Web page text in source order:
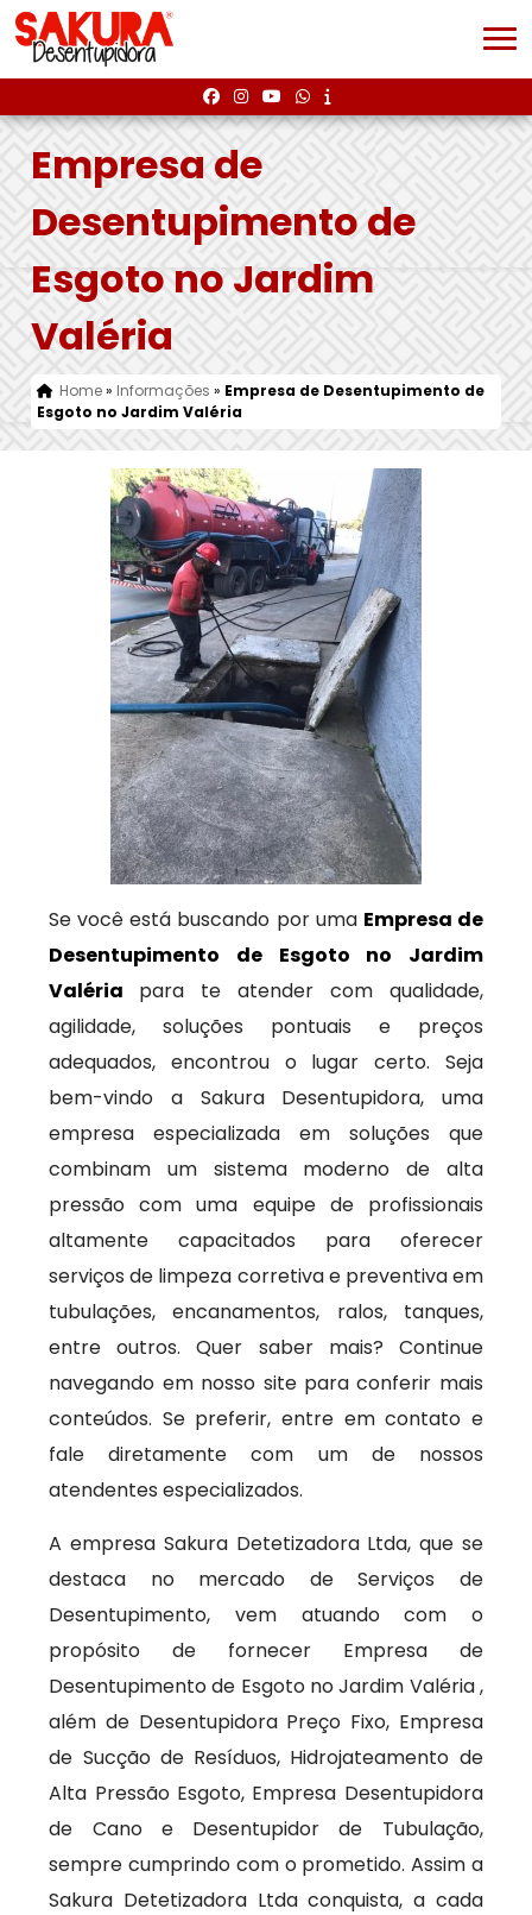
Empresa de
Desentupimento de
Esgoto no Jardim
Valéria
Home» Informações » Empresa de Desentupimento de
Esgoto no Jardim Valéria
Se você está buscando por uma Empresa de
Desentupimento de Esgoto no Jardim
Valéria para te atender com qualidade,
agilidade, soluções pontuais e preços
adequados, encontrou o lugar certo. Seja
bem-vindo a Sakura Desentupidora, uma
empresa especializada em soluções que
combinam um sistema moderno de alta
pressão com uma equipe de profissionais
altamente capacitados para oferecer
serviços de limpeza corretiva e preventiva em
tubulações, encanamentos, ralos, tanques,
entre outros. Quer saber mais? Continue
navegando em nosso site para conferir mais
conteúdos. Se preferir, entre em contato e
fale diretamente com um de nossos
atendentes especializados.
A empresa Sakura Detetizadora Ltda, que se
destaca no mercado de Serviços de
Desentupimento, vem atuando com o
propósito de fornecer Empresa de
Desentupimento de Esgoto no Jardim Valéria ,
além de Desentupidora Preço Fixo, Empresa
de Sucção de Resíduos, Hidrojateamento de
Alta Pressão Esgoto, Empresa Desentupidora
de Cano e Desentupidor de Tubulação,
sempre cumprindo com o prometido. Assim a
Sakura Detetizadora Ltda conquista, a cada